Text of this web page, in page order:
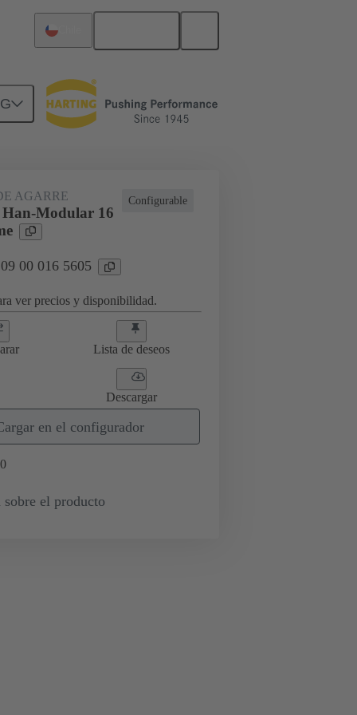
Configurable
AGARRE
Modular 16
00 016 5605
ver precios y disponibilidad.
Lista de deseos
Descargar
en el configurador
0
sobre el producto